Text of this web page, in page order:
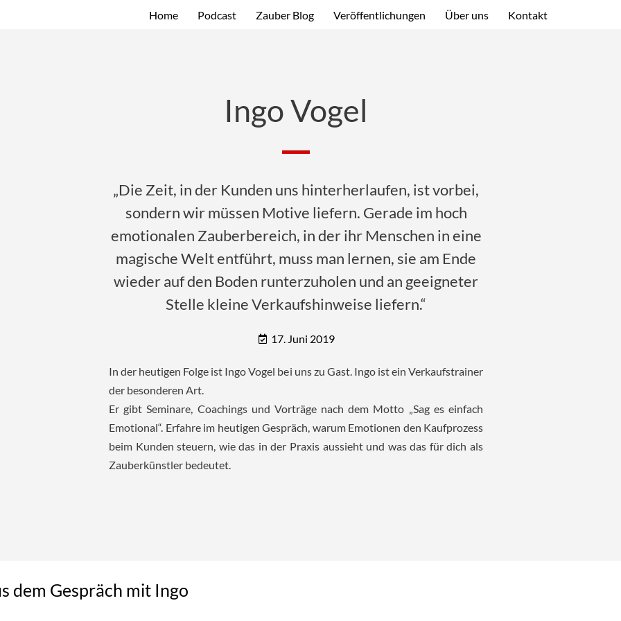
Home Podcast Zauber Blog Veröffentlichungen Über uns Kontakt
Ingo Vogel
„Die Zeit, in der Kunden uns hinterherlaufen, ist vorbei,
sondern wir müssen Motive liefern. Gerade im hoch
emotionalen Zauberbereich, in der ihr Menschen in eine
magische Welt entführt, muss man lernen, sie am Ende
wieder auf den Boden runterzuholen und an geeigneter
Stelle kleine Verkaufshinweise liefern.“
17. Juni 2019
In der heutigen Folge ist Ingo Vogel bei uns zu Gast. Ingo ist ein Verkaufstrainer
der besonderen Art.
Er gibt Seminare, Coachings und Vorträge nach dem Motto „Sag es einfach
Emotional“. Erfahre im heutigen Gespräch, warum Emotionen den Kaufprozess
beim Kunden steuern, wie das in der Praxis aussieht und was das für dich als
Zauberkünstler bedeutet.
dem Gespräch mit Ingo